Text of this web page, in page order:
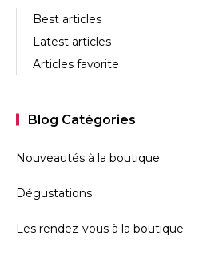
Best articles
Latest articles
Articles favorite
Blog Catégories
Nouveautés à la boutique
Dégustations
Les rendez-vous à la boutique